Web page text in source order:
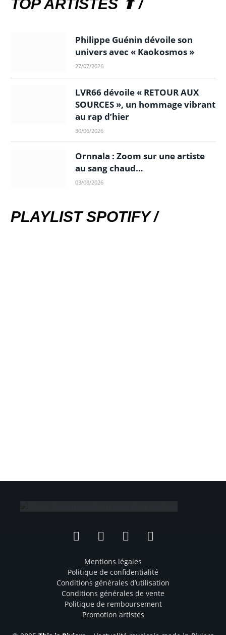
TOP ARTISTES ⬆ /
Philippe Guénin dévoile son
univers avec « Kaokosmos »
27/07/2026
LVR66 dévoile « RETOUR AUX
SOURCES », un hommage vibrant
au rap d’hier
30/06/2026
Ornnala : Zoom sur une artiste
au sang chaud…
03/08/2026
PLAYLIST SPOTIFY /
FacebookInstagramTikTok YouTube
Mentions légales
Politique de confidentialité
Conditions générales d’utilisation
Conditions générales de vente
Politique de remboursement
Promotion artistes